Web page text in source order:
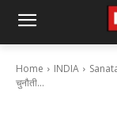
Home INDIA
चुनौती...